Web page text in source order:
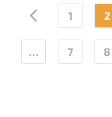
← 1 2
… 7 8